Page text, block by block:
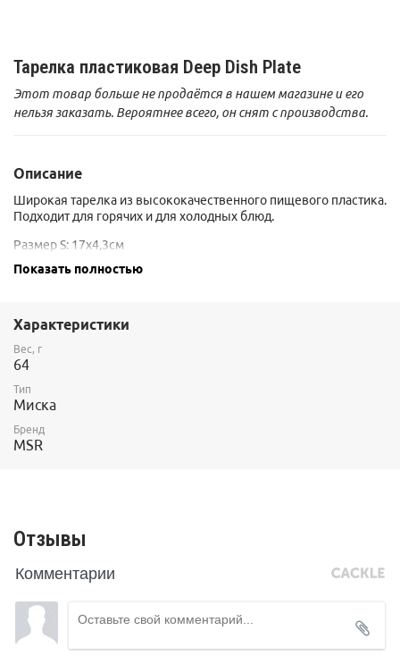
Тарелка пластиковая Deep Dish Plate
Этот товар больше не продаётся в нашем магазине и его
нельзя заказать. Вероятнее всего, он снят с производства.
Описание
Широкая тарелка из высококачественного пищевого пластика.
Подходит для горячих и для холодных блюд.
Размер S: 17х4,3см
Показать полностью
Характеристики
Вес, г
64
Тип
Миска
Бренд
MSR
Отзывы
Комментарии